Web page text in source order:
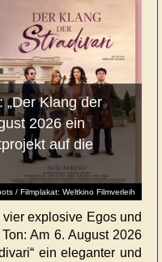
/ Filmplakat: Weltkino Filmverleih
„Der Klang der
2026 ein
auf die
explosive Egos und
Am 6. August 2026
ein eleganter und